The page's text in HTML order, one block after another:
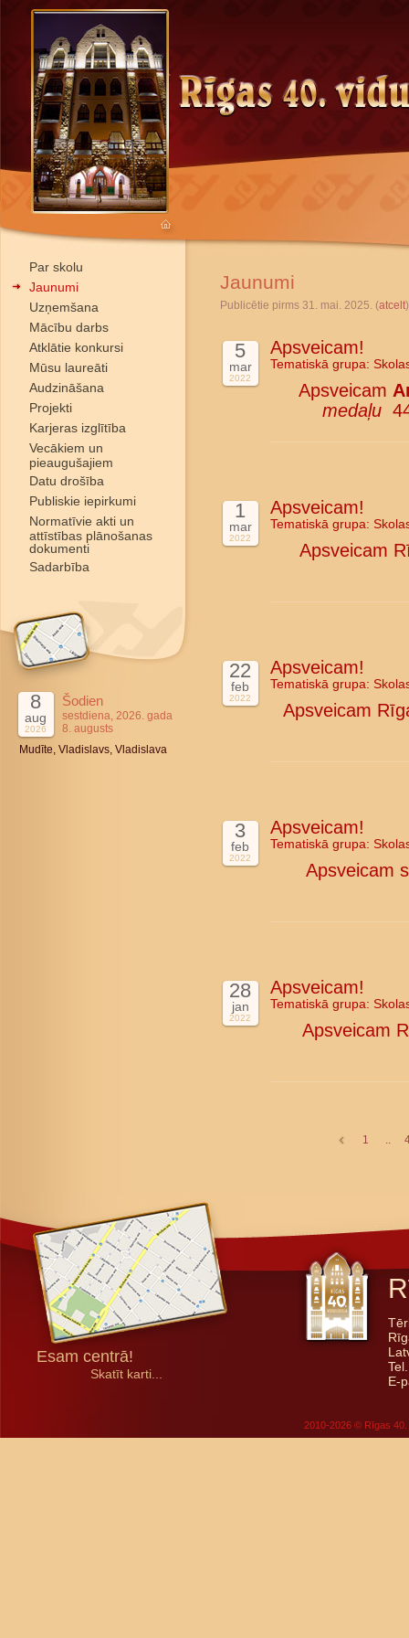
Par skolu
Jaunumi
Uzņemšana
Mācību darbs
Atklātie konkursi
Mūsu laureāti
Audzināšana
Projekti
Karjeras izglītība
Vecākiem un
pieaugušajiem
Datu drošība
Publiskie iepirkumi
Normatīvie akti un
attīstības plānošanas
dokumenti
Sadarbība
8
aug
2026
Šodien
sestdiena, 2026. gada
8. augusts
Mudīte, Vladislavs, Vladislava
Jaunumi
Publicētie pirms 31. mai. 2025. (atcelt)
5
mar
2022
Apsveicam!
Tematiskā grupa:
Apsveicam
medaļu
1
mar
2022
Apsveicam!
Tematiskā grupa:
Apsveicam
22
feb
2022
Apsveicam!
Tematiskā grupa:
Apsveicam
3
feb
2022
Apsveicam!
Tematiskā grupa:
Apsveicam
28
jan
2022
Apsveicam!
Tematiskā grupa:
Apsveicam
1 ..
Esam centrā!
Skatīt karti...
E-
2010-2026 © Rīgas